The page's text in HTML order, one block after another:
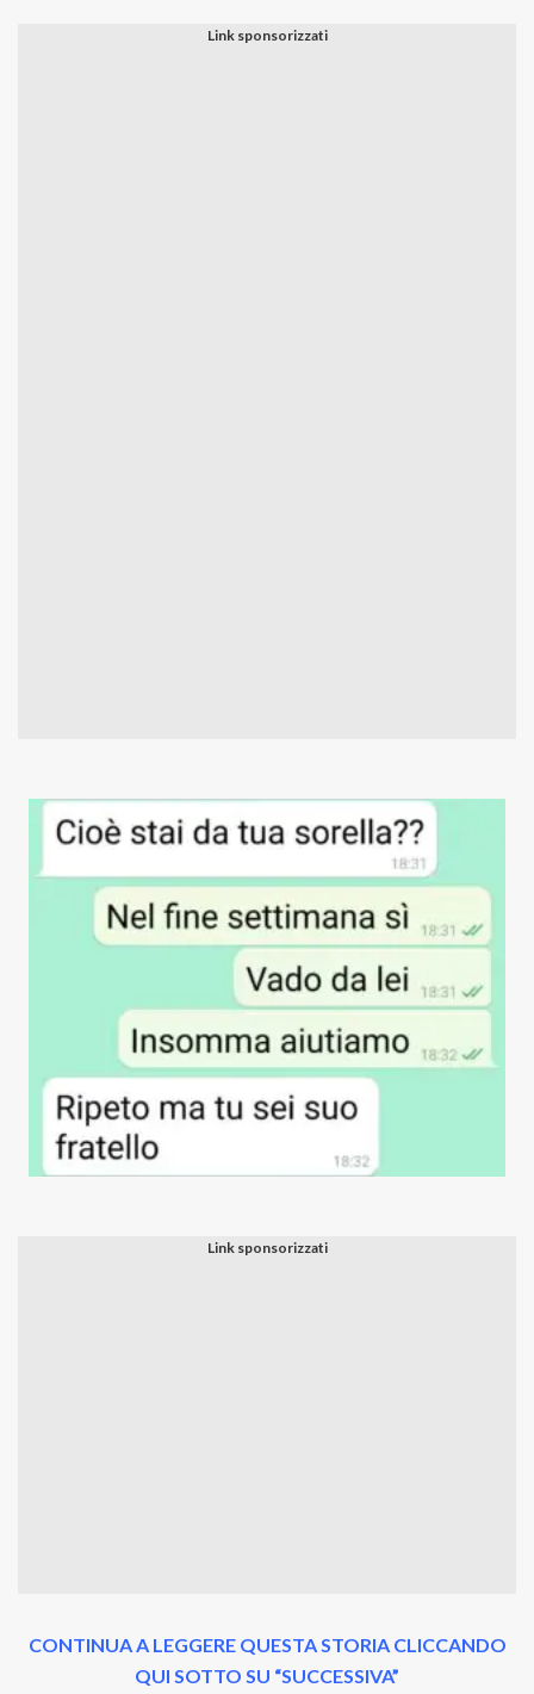
CONTINUA A LEGGERE QUESTA STORIA CLICCANDO
QUI SOTTO SU “SUCCESSIVA”